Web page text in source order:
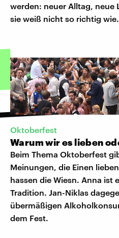
werden: neuer Alltag, neue
sie weiß nicht so richtig wie.
Oktoberfest
Warum wir es lieben
Beim Thema Oktoberfest
Meinungen, die Einen
hassen die Wiesn. Anna ist
Tradition. Jan-Niklas
übermäßigen
dem Fest.